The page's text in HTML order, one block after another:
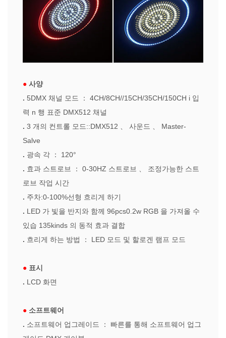
● 사양
. 5DMX 채널 모드 ： 4CH/8CH//15CH/35CH/150CH i 입
력 n 행 표준 DMX512 채널
. 3 개의 컨트롤 모드::DMX512 、 사운드 、
Master-
Salve
. 광속 각 ：
120°
. 효과 스트로브 ： 0-30HZ 스트로브 、
조정가능한 스트
로브 작업 시간
. 주차:0-100%선형 흐리게 하기
. LED 가 빛을 반지와 함께 96pcs0.2w RGB 을 가져올 수
있습 135kinds 의 동적 효과 결합
. 흐리게 하는 방법 ： LED 모드 및 할로겐 램프 모드
● 표시
. LCD 화면
● 소프트웨어
. 소프트웨어 업그레이드 ：
빠른를 통해 소프트웨어 업그